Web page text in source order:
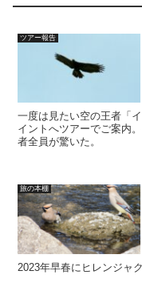
ツアー報告
一度は見たい空の王者「
イントへツアーでご案内
者全員が驚いた。
旅の本棚
2023年早春にヒレンジャ